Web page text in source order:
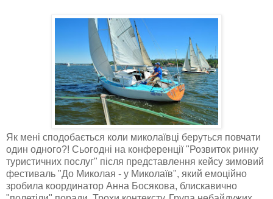
Як мені сподобається коли миколаївці беруться повчати
один одного?! Сьогодні на конференції "Розвиток ринку
туристичних послуг" після представлення кейсу зимовий
фестиваль "До Миколая - у Миколаїв", який емоційно
зробила координатор Анна Босякова, блискавично